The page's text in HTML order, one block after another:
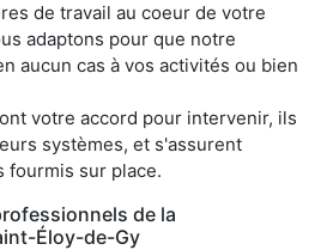
de travail au coeur de votre
adaptons pour que notre
aucun cas à vos activités ou bien
votre accord pour intervenir, ils
systèmes, et s'assurent
fourmis sur place.
de la
Éloy-de-Gy